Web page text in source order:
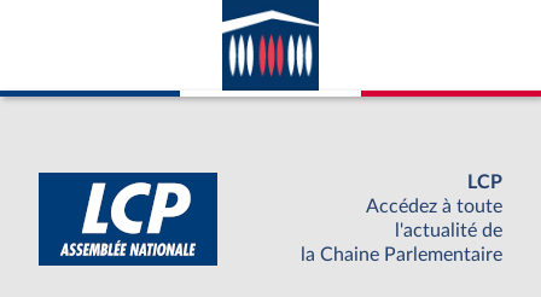
LCP
Accédez à toute
l'actualité de
la Chaine Parlementaire